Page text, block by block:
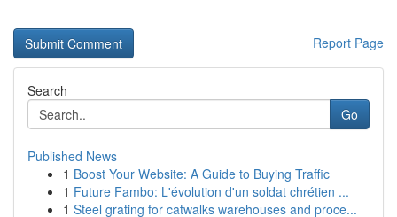
Report Page
Search
Go
Published News
1 Boost Your Website: A Guide to Buying Traffic
1 Future Fambo: L'évolution d'un soldat chrétien ...
1 Steel grating for catwalks warehouses and proce...